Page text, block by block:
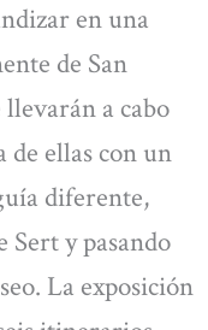
en una
de San
a cabo
de ellas con un
diferente,
Sert y pasando
La exposición